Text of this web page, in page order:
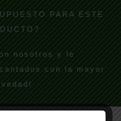
PARA ESTE
nosotros y le
con la mayor